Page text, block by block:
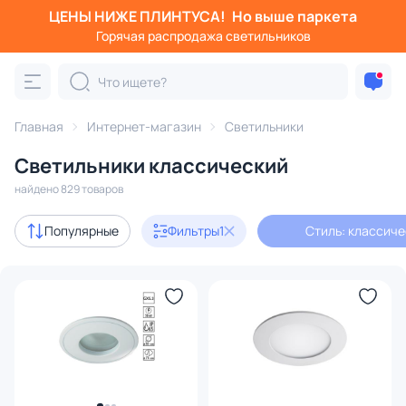
ЦЕНЫ НИЖЕ ПЛИНТУСА! Но выше паркета
Горячая распродажа светильников
Главная Интернет-магазин Светильники
Светильники классический
найдено 829 товаров
Популярные Фильтры1 Стиль:
Фильтры
Категория:
Люстры Подвесные светильники Потолочные
Акции 28
Доставка